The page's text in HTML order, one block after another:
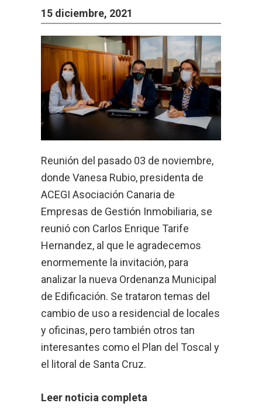
15 diciembre, 2021
Reunión del pasado 03 de noviembre,
donde Vanesa Rubio, presidenta de
ACEGI Asociación Canaria de
Empresas de Gestión Inmobiliaria, se
reunió con Carlos Enrique Tarife
Hernandez, al que le agradecemos
enormemente la invitación, para
analizar la nueva Ordenanza Municipal
de Edificación. Se trataron temas del
cambio de uso a residencial de locales
y oficinas, pero también otros tan
interesantes como el Plan del Toscal y
el litoral de Santa Cruz.
Leer noticia completa